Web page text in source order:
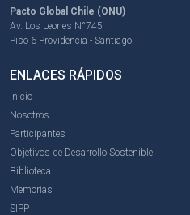
Pacto Global Chile (ONU)
Av. Los Leones N°745
Piso 6 Providencia - Santiago
ENLACES RÁPIDOS
Inicio
Nosotros
Participantes
Objetivos de Desarrollo Sostenible
Biblioteca
Memorias
SIPP